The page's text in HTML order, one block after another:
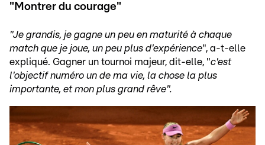
"Montrer du courage"
"Je grandis, je gagne un peu en maturité à chaque
match que je joue, un peu plus d'expérience", a-t-elle
expliqué. Gagner un tournoi majeur, dit-elle, "c'est
l'objectif numéro un de ma vie, la chose la plus
importante, et mon plus grand rêve".